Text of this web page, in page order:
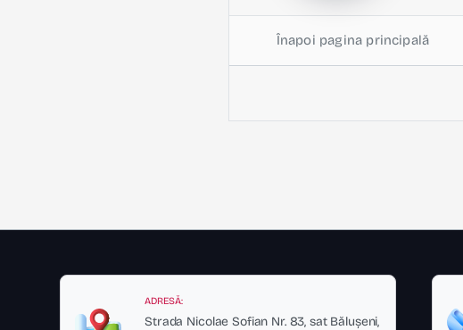
Înapoi pagina principală
ADRESĂ:
Strada Nicolae Sofian Nr. 83, sat Bălușeni,